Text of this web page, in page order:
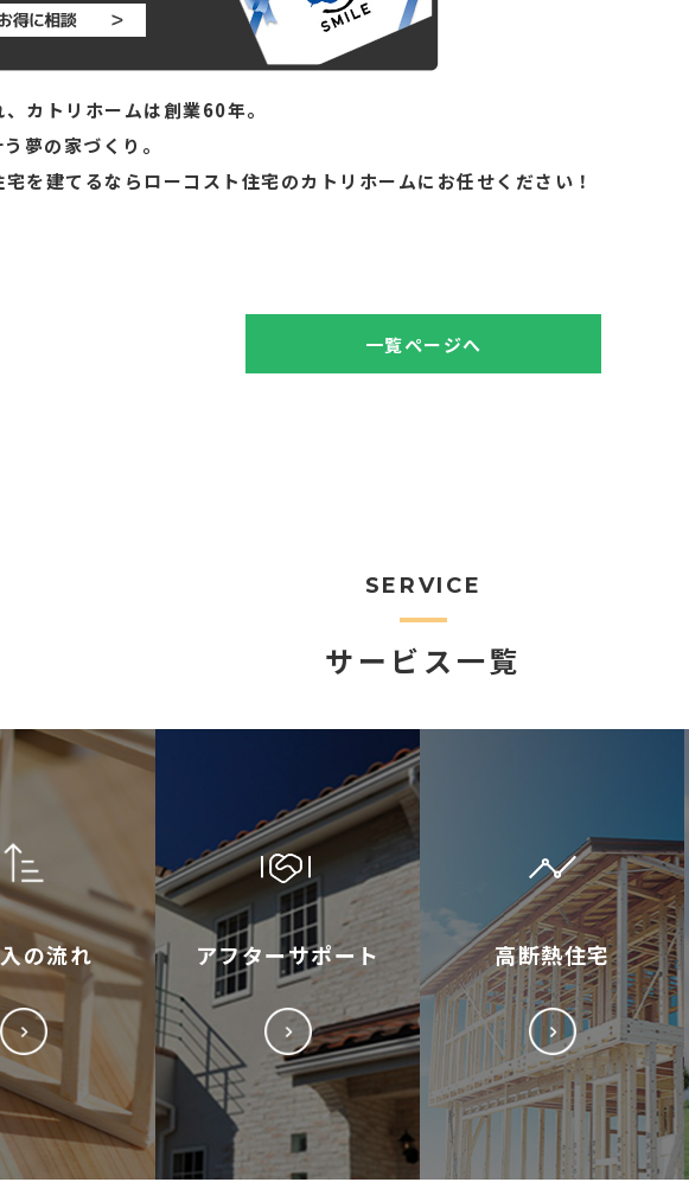
カトリホームは創業60年。
夢の家づくり。
を建てるならローコスト住宅のカトリホームにお任せください！
一覧ページへ
SERVICE
サービス一覧
の流れ アフターサポート 高断熱住宅